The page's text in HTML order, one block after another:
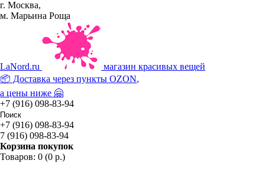
г. Москва,
м. Марьина Роща
LaNord.ru
магазин красивых вещей
📦 Доставка через пункты OZON,
а цены ниже 🤗
+7 (916) 098-83-94
+7 (916) 098-83-94
7 (916) 098-83-94
Корзина покупок
Товаров: 0 (0 р.)